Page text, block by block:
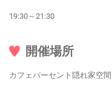
19:30～21:30
開催場所
カフェパーセント隠れ家空間